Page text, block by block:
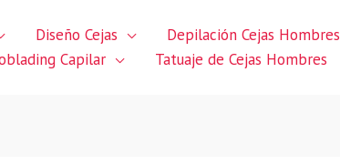
Diseño Cejas Depilación Cejas Hombres
Capilar Tatuaje de Cejas Hombres